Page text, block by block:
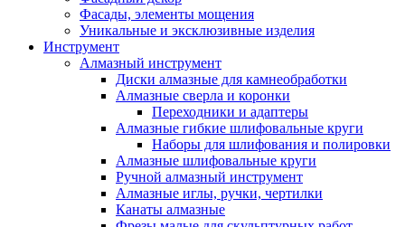
Фасады, элементы мощения
Уникальные и эксклюзивные изделия
Инструмент
Алмазный инструмент
Диски алмазные для камнеобработки
Алмазные сверла и коронки
Переходники и адаптеры
Алмазные гибкие шлифовальные круги
Наборы для шлифования и полировки
Алмазные шлифовальные круги
Ручной алмазный инструмент
Алмазные иглы, ручки, чертилки
Канаты алмазные